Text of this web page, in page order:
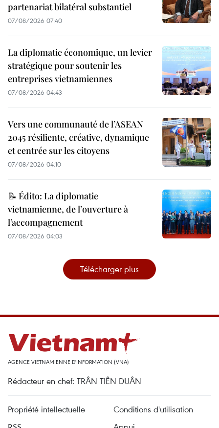
partenariat bilatéral substantiel
07/08/2026 07:40
La diplomatie économique, un levier
stratégique pour soutenir les
entreprises vietnamiennes
07/08/2026 04:43
Vers une communauté de l’ASEAN
2045 résiliente, créative, dynamique
et centrée sur les citoyens
07/08/2026 04:10
📝 Édito: La diplomatie
vietnamienne, de l’ouverture à
l’accompagnement
07/08/2026 04:03
Télécharger plus
AGENCE VIETNAMIENNE D'INFORMATION (VNA)
Rédacteur en chef: TRÂN TIÊN DUÂN
Propriété intellectuelle
Conditions d'utilisation